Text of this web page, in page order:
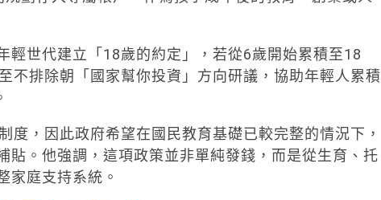
輕世代建立「18歲的約定」，若從6歲開始累積至18
不排除朝「國家幫你投資」方向研議，協助年輕人累積
度，因此政府希望在國民教育基礎已較完整的情況下，
貼。他強調，這項政策並非單純發錢，而是從生育、托
家庭支持系統。